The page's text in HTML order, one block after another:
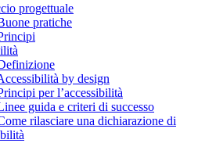
progettuale
pratiche
by design
per l’accessibilità
guida e criteri di successo
rilasciare una dichiarazione di